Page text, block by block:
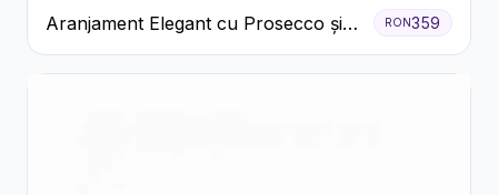
Aranjament Elegant cu Prosecco și
Flori Galbene.
RON359